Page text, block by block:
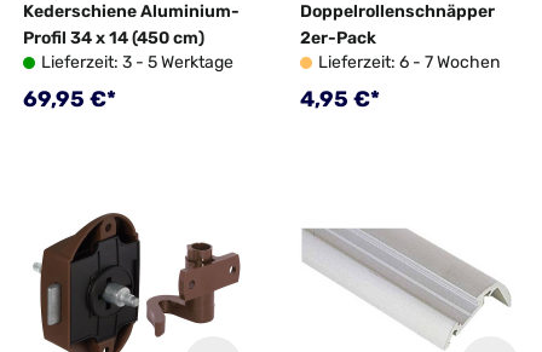
Kederschiene Aluminium-
Profil 34 x 14 (450 cm)
Lieferzeit: 3 - 5 Werktage
Regulärer Preis:
69,95 €*
Doppelrollenschnäpper
2er-Pack
Lieferzeit: 6 - 7 Wochen
Regulärer Preis:
4,95 €*